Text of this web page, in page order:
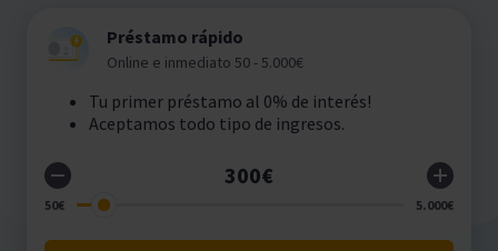
Préstamo rápido
Online e inmediato 50 - 5.000€
Tu primer préstamo al 0% de interés!
Aceptamos todo tipo de ingresos.